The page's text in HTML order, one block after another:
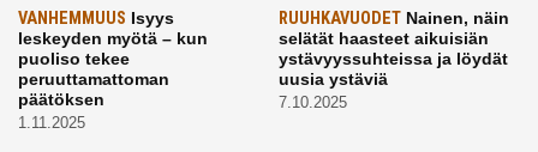
VANHEMMUUS Isyys
leskeyden myötä – kun
puoliso tekee
peruuttamattoman
päätöksen
1.11.2025
RUUHKAVUODETNainen, näin
selätät haasteet aikuisiän
ystävyyssuhteissa ja löydät
uusia ystäviä
7.10.2025